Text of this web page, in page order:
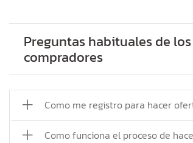
Preguntas habituales de los
compradores
Como me registro para hacer
Como funciona el proceso de